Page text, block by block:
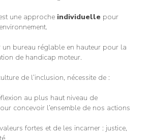
une approche individuelle pour
un bureau réglable en hauteur pour la
de handicap moteur.
de l’inclusion, nécessite de :
au plus haut niveau de
concevoir l’ensemble de nos actions
fortes et de les incarner : justice,